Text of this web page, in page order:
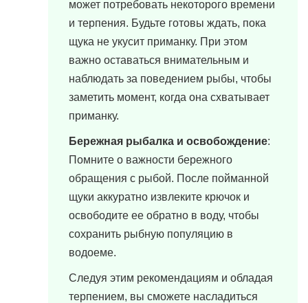
может потребовать некоторого времени
и терпения. Будьте готовы ждать, пока
щука не укусит приманку. При этом
важно оставаться внимательным и
наблюдать за поведением рыбы, чтобы
заметить момент, когда она схватывает
приманку.
Бережная рыбалка и освобождение:
Помните о важности бережного
обращения с рыбой. После пойманной
щуки аккуратно извлеките крючок и
освободите ее обратно в воду, чтобы
сохранить рыбную популяцию в
водоеме.
Следуя этим рекомендациям и обладая
терпением, вы сможете насладиться